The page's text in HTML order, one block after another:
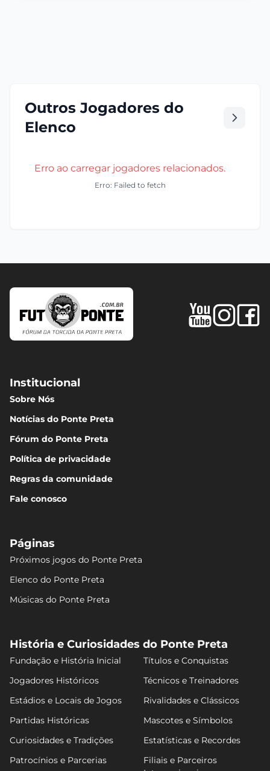
Outros Jogadores do
Elenco
Erro ao carregar jogadores relacionados.
Erro: Failed to fetch
Institucional
Sobre Nós
Notícias do Ponte Preta
Fórum do Ponte Preta
Política de privacidade
Regras da comunidade
Fale conosco
Páginas
Próximos jogos do Ponte Preta
Elenco do Ponte Preta
Músicas do Ponte Preta
História e Curiosidades do Ponte Preta
Fundação e História Inicial
Títulos e Conquistas
Jogadores Históricos
Técnicos e Treinadores
Estádios e Locais de Jogos
Rivalidades e Clássicos
Partidas Históricas
Mascotes e Símbolos
Curiosidades e Tradições
Estatísticas e Recordes
Patrocínios e Parcerias
Filiais e Parceiros